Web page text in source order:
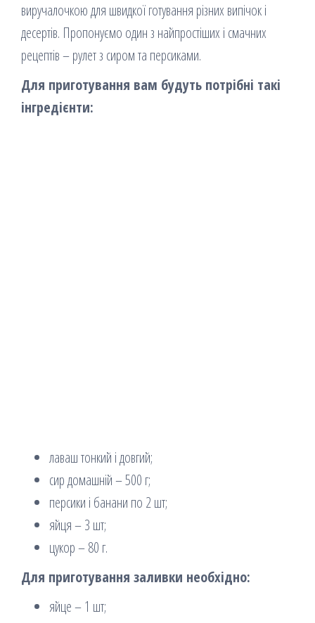
виручалочкою для швидкої готування різних випічок і
десертів. Пропонуємо один з найпростіших і смачних
рецептів – рулет з сиром та персиками.
Для приготування вам будуть потрібні такі
інгредієнти:
лаваш тонкий і довгий;
сир домашній – 500 г;
персики і банани по 2 шт;
яйця – 3 шт;
цукор – 80 г.
Для приготування заливки необхідно:
яйце – 1 шт;